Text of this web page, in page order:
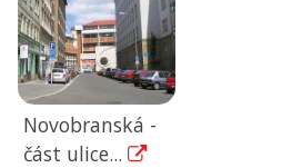
Novobranská -
část ulice...